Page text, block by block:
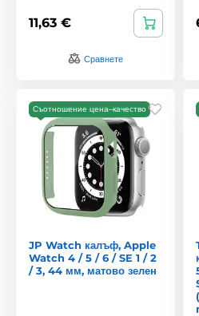
11,63 €
Сравнете
Съотношение цена–качество
JP Watch калъф, Apple
Watch 4 / 5 / 6 / SE 1 / 2
/ 3, 44 мм, матово зелен